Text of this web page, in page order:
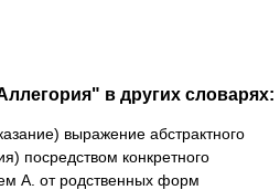
в других словарях:
выражение абстрактного
посредством конкретного
А. от родственных форм